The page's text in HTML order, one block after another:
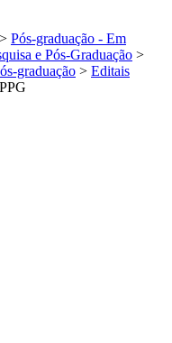
> Pós-graduação - Em
e Pós-Graduação >
graduação > Editais